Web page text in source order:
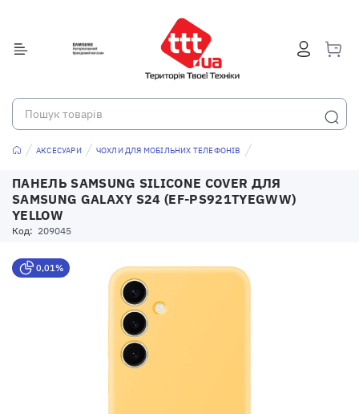
АКСЕСУАРИ ЧОХЛИ ДЛЯ МОБІЛЬНИХ ТЕЛЕФОНІВ
ПАНЕЛЬ SAMSUNG SILICONE COVER ДЛЯ
SAMSUNG GALAXY S24 (EF-PS921TYEGWW)
YELLOW
Код: 209045
0,01%